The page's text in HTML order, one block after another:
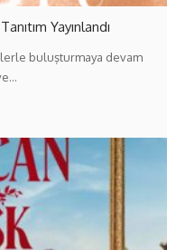
Yayınlandı
buluşturmaya devam